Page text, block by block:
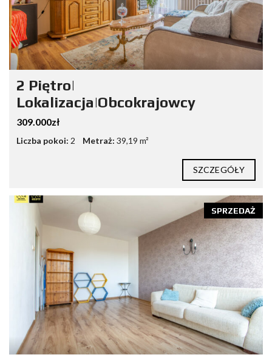
2 Piętro|
Lokalizacja|Obcokrajowcy
309.000zł
Liczba pokoi: 2 Metraż: 39,19 m²
SZCZEGÓŁY
SPRZEDAŻ